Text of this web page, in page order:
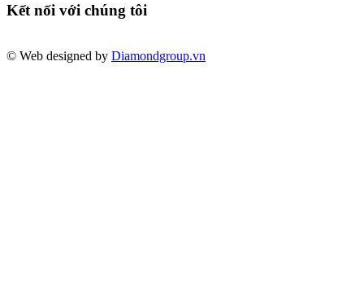
Kết nối với chúng tôi
© Web designed by Diamondgroup.vn